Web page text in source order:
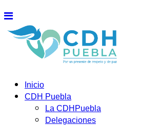
Inicio
CDH Puebla
La CDHPuebla
Delegaciones